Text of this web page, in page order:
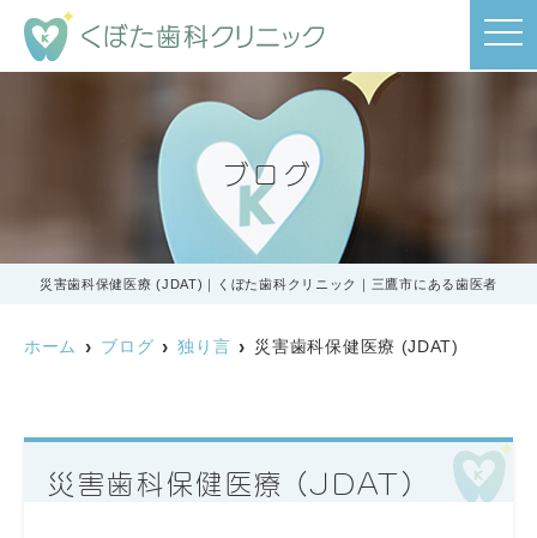
t
o
i
ブログ
災害歯科保健医療 (JDAT)｜くぼた歯科クリニック｜三鷹市にある歯医者
ホーム ブログ 独り言 災害歯科保健医療 (JDAT)
災害歯科保健医療 (JDAT)